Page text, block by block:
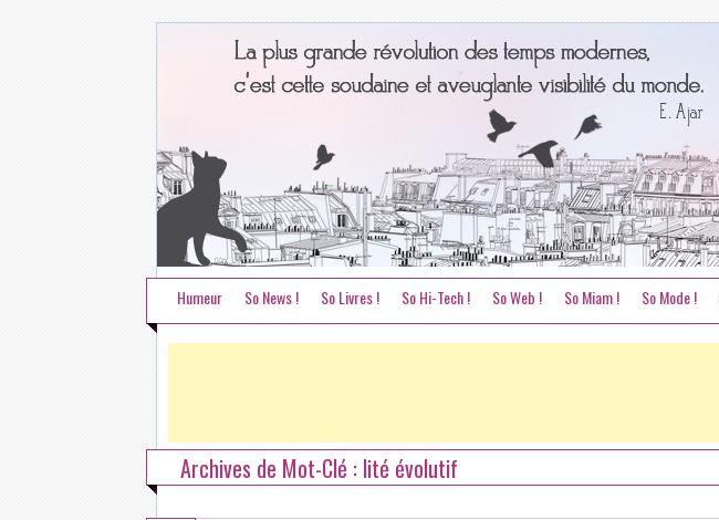
Humeur So News ! So Livres ! So Hi-Tech ! So Web ! So Miam ! So Mode !
Archives de Mot-Clé : lité évolutif